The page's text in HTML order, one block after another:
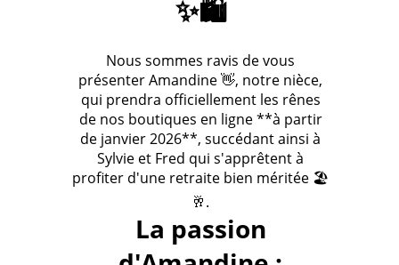
✨🛍️
Nous sommes ravis de vous
présenter Amandine 👋, notre nièce,
qui prendra officiellement les rênes
de nos boutiques en ligne **à partir
de janvier 2026**, succédant ainsi à
Sylvie et Fred qui s'apprêtent à
profiter d'une retraite bien méritée 🏖️
🥂.
La passion